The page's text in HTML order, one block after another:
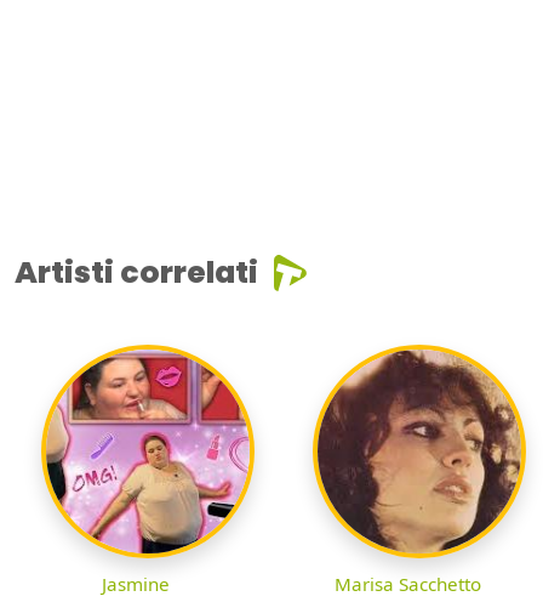
Artisti correlati
Jasmine Marisa Sacchetto